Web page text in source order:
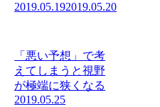
2019.05.192019.05.20
「悪い予想」で考
えてしまうと視野
が極端に狭くなる
2019.05.25